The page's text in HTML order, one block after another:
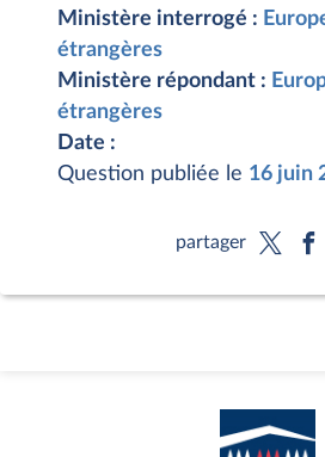
Ministère interrogé :
étrangères
Ministère répondant :
étrangères
Date :
Question publiée le 16 juin
partager